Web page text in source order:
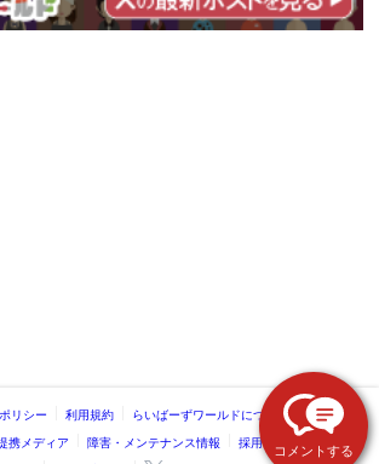
コメントする
リシー 利用規約 らいばーずワールドについて
携メディア 障害・メンテナンス情報 採用情報